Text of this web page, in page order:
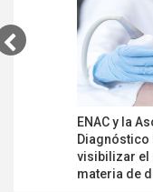
ENAC y la
Diagnóstico
visibilizar el
materia de